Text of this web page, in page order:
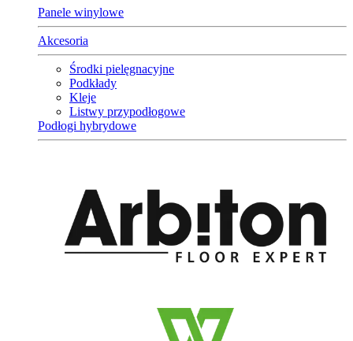
Panele winylowe
Akcesoria
Środki pielęgnacyjne
Podkłady
Kleje
Listwy przypodłogowe
Podłogi hybrydowe